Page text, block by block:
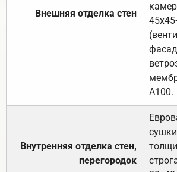
Внешняя отделка стен
А100.
Внутренняя отделка стен,
перегородок